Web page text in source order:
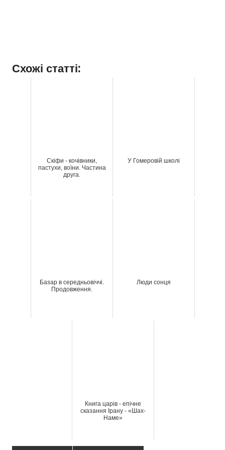
Схожі статті:
Скіфи - кочівники,
пастухи, воїни. Частина
друга.
У Гомеровій школі
Базар в середньовіччі.
Продовження.
Люди сонця
Книга царів - епічне
сказання Ірану - «Шах-
Наме»